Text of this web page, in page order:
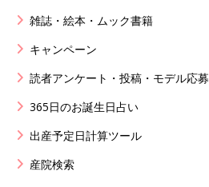
雑誌・絵本・ムック書籍
キャンペーン
読者アンケート・投稿・モデル応募
365日のお誕生日占い
出産予定日計算ツール
産院検索